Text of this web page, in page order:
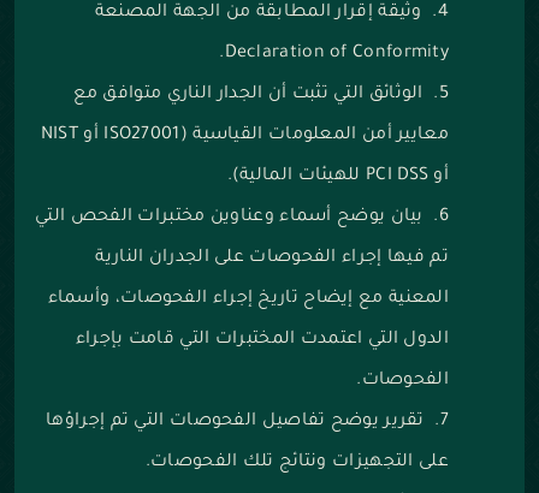
‌وثيقة إقرار المطابقة من الجهة المصنعة
Declaration of Conformity.
‌الوثائق التي تثبت أن الجدار الناري متوافق مع
معايير أمن المعلومات القياسية (ISO27001 أو NIST
أو PCI DSS للهيئات المالية).
‌بيان يوضح أسماء وعناوين مختبرات الفحص التي
تم فيها إجراء الفحوصات على الجدران النارية
المعنية مع إيضاح تاريخ إجراء الفحوصات، وأسماء
الدول التي اعتمدت المختبرات التي قامت بإجراء
الفحوصات.
تقرير يوضح تفاصيل الفحوصات التي تم إجراؤها
على التجهيزات ونتائج تلك الفحوصات.